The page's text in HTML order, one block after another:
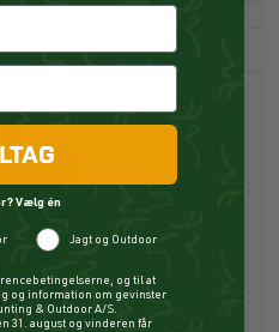
Vælg én
Jagt og Outdoor
og til at
og information om gevinster
& Outdoor A/S.
31. august og vinderen får